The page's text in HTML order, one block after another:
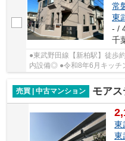
常
東
- /
千
●東武野田線【新柏駅】徒歩
内設備◎ ●令和8年6月キッチ
売買 | 中古マンション モア
東
東